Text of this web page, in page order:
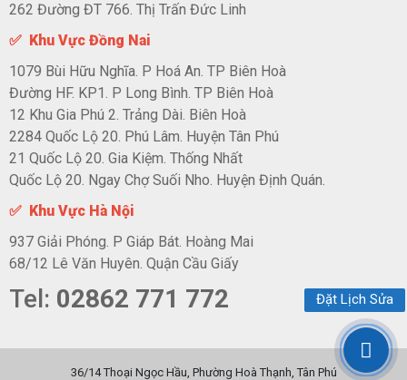
262 Đường ĐT 766. Thị Trấn Đức Linh
✅ Khu Vực Đồng Nai
1079 Bùi Hữu Nghĩa. P Hoá An. TP Biên Hoà
Đường HF. KP1. P Long Bình. TP Biên Hoà
12 Khu Gia Phú 2. Trảng Dài. Biên Hoà
2284 Quốc Lộ 20. Phú Lâm. Huyện Tân Phú
21 Quốc Lộ 20. Gia Kiệm. Thống Nhất
Quốc Lộ 20. Ngay Chợ Suối Nho. Huyện Định Quán.
✅ Khu Vực Hà Nội
937 Giải Phóng. P Giáp Bát. Hoàng Mai
68/12 Lê Văn Huyên. Quận Cầu Giấy
Tel: 02862 771 772
36/14 Thoại Ngọc Hầu, Phường Hoà Thạnh, Tân Phú
Đặt Lịch Sửa